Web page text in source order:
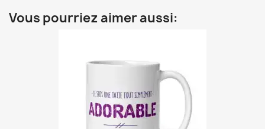
Vous pourriez aimer aussi: